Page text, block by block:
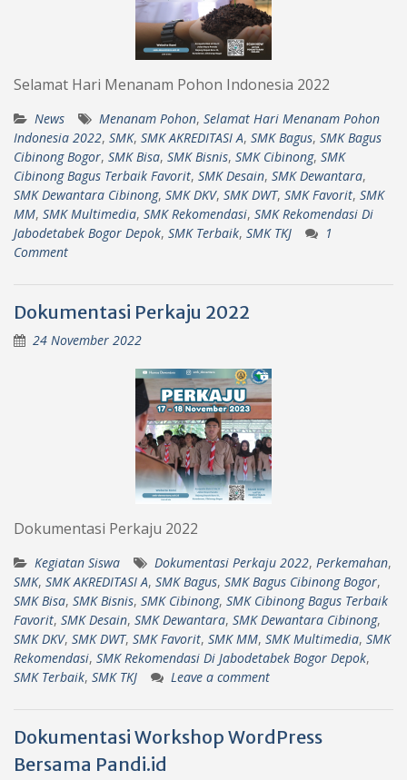
Selamat Hari Menanam Pohon Indonesia 2022
News Menanam Pohon, Selamat Hari Menanam Pohon
Indonesia 2022, SMK, SMK AKREDITASI A, SMK Bagus, SMK Bagus
Cibinong Bogor, SMK Bisa, SMK Bisnis, SMK Cibinong, SMK
Cibinong Bagus Terbaik Favorit, SMK Desain, SMK Dewantara,
SMK Dewantara Cibinong, SMK DKV, SMK DWT, SMK Favorit, SMK
MM, SMK Multimedia, SMK Rekomendasi, SMK Rekomendasi Di
Jabodetabek Bogor Depok, SMK Terbaik, SMK TKJ
1
Comment
Dokumentasi Perkaju 2022
24 November 2022
Dokumentasi Perkaju 2022
Kegiatan Siswa Dokumentasi Perkaju 2022, Perkemahan,
SMK, SMK AKREDITASI A, SMK Bagus, SMK Bagus Cibinong Bogor,
SMK Bisa, SMK Bisnis, SMK Cibinong, SMK Cibinong Bagus Terbaik
Favorit, SMK Desain, SMK Dewantara, SMK Dewantara Cibinong,
SMK DKV, SMK DWT, SMK Favorit, SMK MM, SMK Multimedia, SMK
Rekomendasi, SMK Rekomendasi Di Jabodetabek Bogor Depok,
SMK Terbaik, SMK TKJ Leave a comment
Dokumentasi Workshop WordPress
Bersama Pandi.id